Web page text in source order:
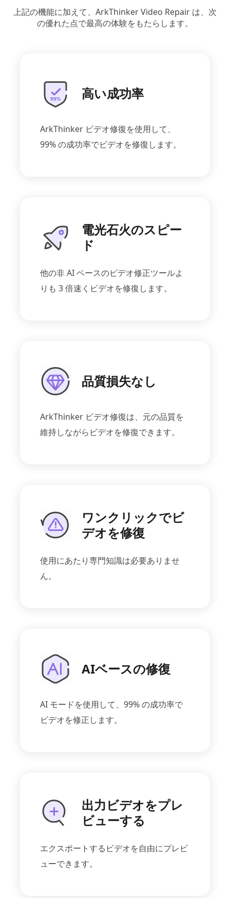
上記の機能に加えて、ArkThinker Video Repair は、次
の優れた点で最高の体験をもたらします。
高い成功率
ArkThinker ビデオ修復を使用して、
99% の成功率でビデオを修復します。
電光石火のスピー
ド
他の非 AI ベースのビデオ修正ツールよ
りも 3 倍速くビデオを修復します。
品質損失なし
ArkThinker ビデオ修復は、元の品質を
維持しながらビデオを修復できます。
ワンクリックでビ
デオを修復
使用にあたり専門知識は必要ありませ
ん。
AIベースの修復
AI モードを使用して、99% の成功率で
ビデオを修正します。
出力ビデオをプレ
ビューする
エクスポートするビデオを自由にプレビ
ューできます。